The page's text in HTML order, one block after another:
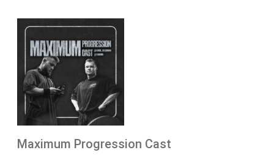
Maximum Progression Cast